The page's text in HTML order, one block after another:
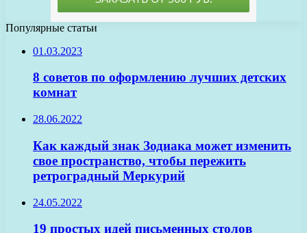
Популярные статьи
01.03.2023
8 советов по оформлению лучших детских
комнат
28.06.2022
Как каждый знак Зодиака может изменить
свое пространство, чтобы пережить
ретроградный Меркурий
24.05.2022
19 простых идей письменных столов